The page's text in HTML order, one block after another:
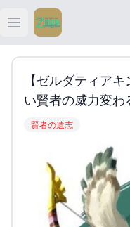
Open main menu
【ゼルダティア
い賢者の威力変わ
賢者の遺志